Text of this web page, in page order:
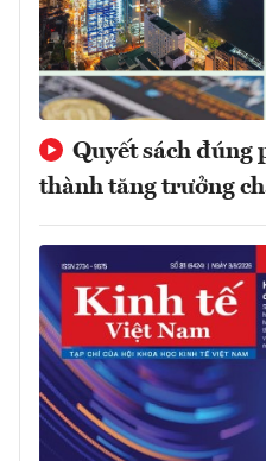
Quyết sách đúng
thành tăng trưởng